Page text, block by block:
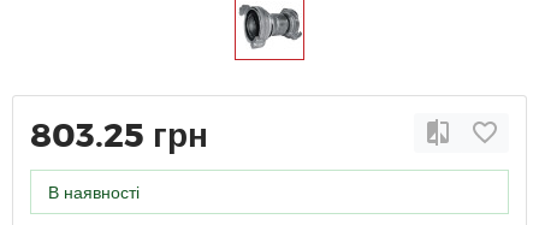
803.25 грн
В наявності